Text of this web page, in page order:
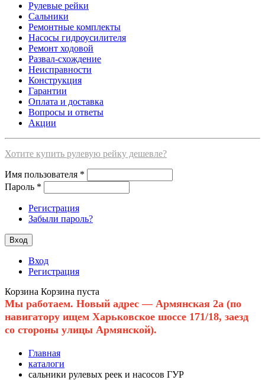
Рулевые рейки
Сальники
Ремонтные комплекты
Насосы гидроусилителя
Ремонт ходовой
Развал-схождение
Неисправности
Конструкция
Гарантии
Оплата и доставка
Вопросы и ответы
Акции
Хотите купить рулевую рейку дешевле?
Имя пользователя *
Пароль *
Регистрация
Забыли пароль?
Вход
Регистрация
Корзина Корзина пуста
Мы работаем. Новый адрес — Армянская 2а (по
навигатору ищем Харьковское шоссе 171/18, заезд
со стороны улицы Армянской).
Главная
каталоги
сальники рулевых реек и насосов ГУР